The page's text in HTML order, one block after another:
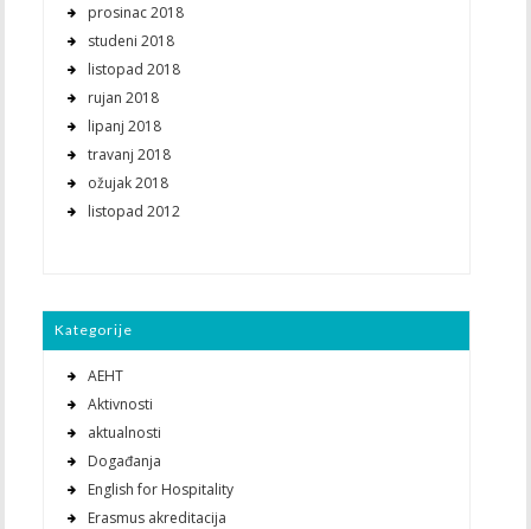
prosinac 2018
studeni 2018
listopad 2018
rujan 2018
lipanj 2018
travanj 2018
ožujak 2018
listopad 2012
Kategorije
AEHT
Aktivnosti
aktualnosti
Događanja
English for Hospitality
Erasmus akreditacija